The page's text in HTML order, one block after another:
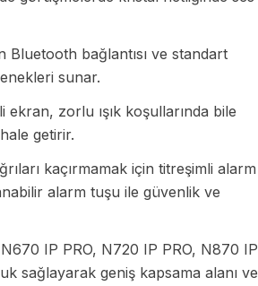
Bluetooth bağlantısı ve standart
sunar.
zorlu ışık koşullarında bile
getirir.
kaçırmamak için titreşimli alarm
alarm tuşu ile güvenlik ve
IP PRO, N720 IP PRO, N870 IP
sağlayarak geniş kapsama alanı ve